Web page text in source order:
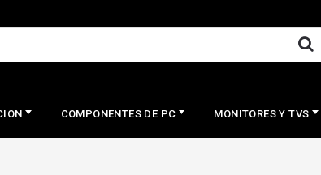
COMPONENTES DE PC MONITORES Y TVS